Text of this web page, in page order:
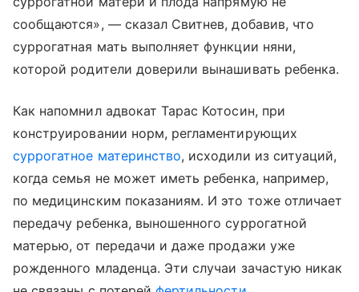
сообщаются», — сказал Свитнев, добавив, что
суррогатная мать выполняет функции няни,
которой родители доверили вынашивать ребенка.
Как напомнил адвокат Тарас Котосин, при
конструировании норм, регламентирующих
суррогатное материнство, исходили из ситуаций,
когда семья не может иметь ребенка, например,
по медицинским показаниям. И это тоже отличает
передачу ребенка, выношенного суррогатной
матерью, от передачи и даже продажи уже
рожденного младенца. Эти случаи зачастую никак